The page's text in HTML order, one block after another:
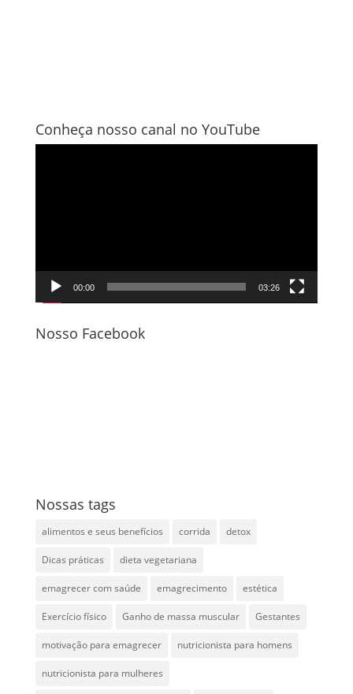
Conheça nosso canal no YouTube
00:00 03:26
Nosso Facebook
Nossas tags
alimentos e seus benefícios corrida detox
Dicas práticas dieta vegetariana
emagrecer com saúde emagrecimento estética
Exercício físico Ganho de massa muscular Gestantes
motivação para emagrecer nutricionista para homens
nutricionista para mulheres